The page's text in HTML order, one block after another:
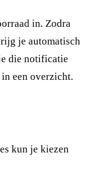
in. Zodra
je automatisch
die notificatie
een overzicht.
kun je kiezen